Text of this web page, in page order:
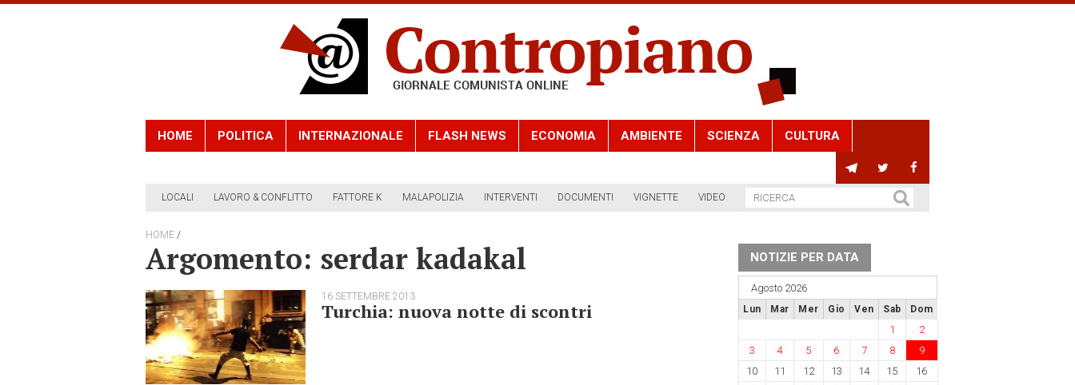
HOME POLITICA INTERNAZIONALE FLASH NEWS ECONOMIA AMBIENTE SCIENZA CULTURA
LOCALI LAVORO & CONFLITTO FATTORE K MALAPOLIZIA INTERVENTI DOCUMENTI VIGNETTE VIDEO
HOME /
Argomento: serdar kadakal
16 SETTEMBRE 2013
Turchia: nuova notte di scontri
NOTIZIE PER DATA
Agosto 2026
Lun Mar Mer Gio Ven Sab Dom
1
2
3
4 5 6 7 8
9
10
11 12 13 14 15
16